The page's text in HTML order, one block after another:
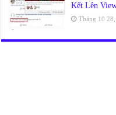
Kết Lên
Tháng 10